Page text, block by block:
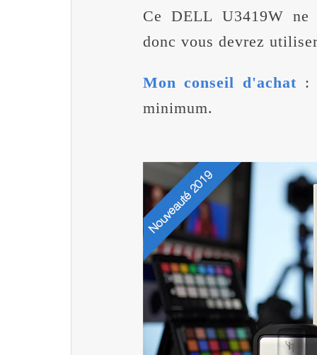
Ce DELL U3419W ne
donc vous devrez
Mon conseil d'achat
minimum.